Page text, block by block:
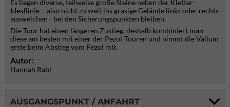
Es liegen diverse, teilweise große Steine neben der Kletter-
Ideallinie – also nicht zu weit ins grasige Gelände links oder rechts
ausweichen - bei den Sicherungspunkten bleiben.
Die Tour hat einen längeren Zustieg, deshalb kombiniert man
diese am besten mit einer der Pezol-Touren und nimmt die Valium
erste beim Abstieg vom Pezol mit.
Autor:
Hannah Rabl
AUSGANGSPUNKT / ANFAHRT